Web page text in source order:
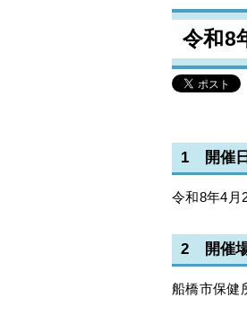
令和8
1 開催
令和8年4
2 開催
船橋市保健